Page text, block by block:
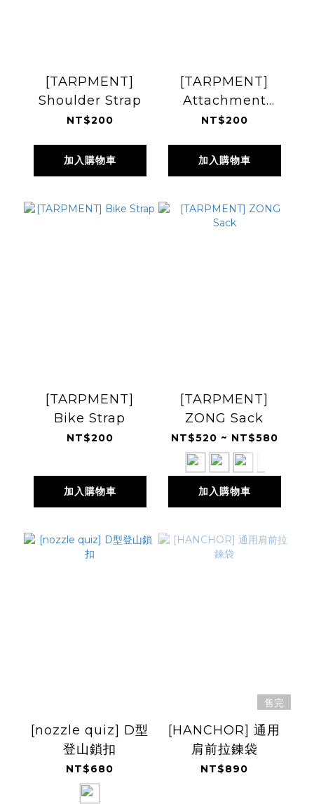
[TARPMENT]
Shoulder Strap
NT$200
加入購物車
[TARPMENT]
Attachment
Strap
NT$200
加入購物車
[TARPMENT]
Bike Strap
NT$200
加入購物車
[TARPMENT]
ZONG Sack
NT$520 ~ NT$580
加入購物車
[nozzle quiz] D型
登山鎖扣
NT$680
售完
[HANCHOR] 通用
肩前拉鍊袋
NT$890